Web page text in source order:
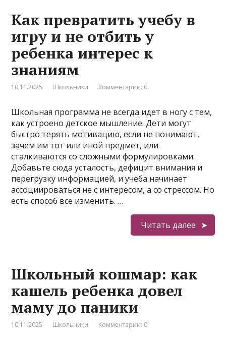
Как превратить учебу в
игру и не отбить у
ребенка интерес к
знаниям
10.11.2025 Школьники Комментарии: 0
Школьная программа не всегда идет в ногу с тем,
как устроено детское мышление. Дети могут
быстро терять мотивацию, если не понимают,
зачем им тот или иной предмет, или
сталкиваются со сложными формулировками.
Добавьте сюда усталость, дефицит внимания и
перегрузку информацией, и учеба начинает
ассоциироваться не с интересом, а со стрессом. Но
есть способ все изменить. …
Читать далее
Школьный кошмар: как
кашель ребенка довел
маму до паники
10.11.2025 Школьники Комментарии: 0